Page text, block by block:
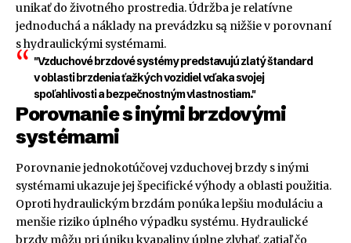
unikať do životného prostredia. Údržba je relatívne
jednoduchá a náklady na prevádzku są nižšie v porovnaní
s hydraulickými systémami.
"Vzduchové brzdové systémy predstavujú zlatý štandard
v oblasti brzdenia ťažkých vozidiel vďaka svojej
spoľahlivosti a bezpečnostným vlastnostiam."
Porovnanie s inými brzdovými
systémami
Porovnanie jednokotúčovej vzduchovej brzdy s inými
systémami ukazuje jej špecifické výhody a oblasti použitia.
Oproti hydraulickým brzdám ponúka lepšiu moduláciu a
menšie riziko úplného výpadku systému. Hydraulické
brzdy môžu pri úniku kvapaliny úplne zlyhať, zatiaľ čo